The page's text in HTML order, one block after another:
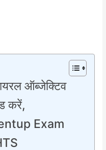
ऑब्जेक्टिव
करें,
Exam